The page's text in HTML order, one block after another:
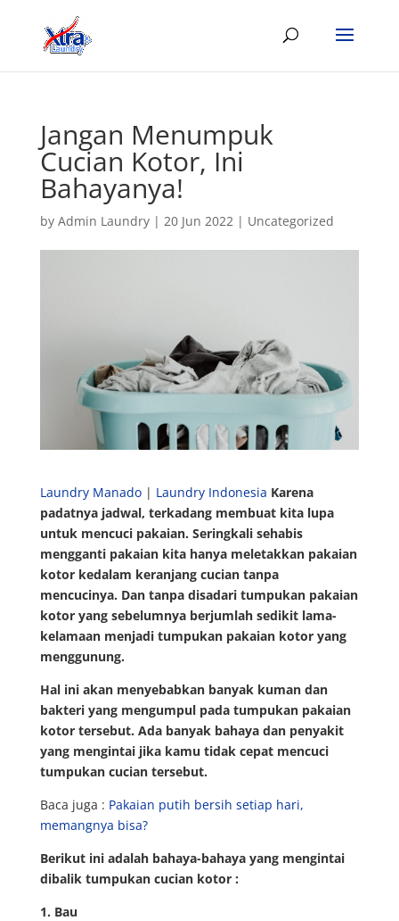
Jangan Menumpuk
Cucian Kotor, Ini
Bahayanya!
by Admin Laundry| 20 Jun 2022| Uncategorized
Laundry Manado| Laundry Indonesia Karena
padatnya jadwal, terkadang membuat kita lupa
untuk mencuci pakaian. Seringkali sehabis
mengganti pakaian kita hanya meletakkan pakaian
kotor kedalam keranjang cucian tanpa
mencucinya. Dan tanpa disadari tumpukan pakaian
kotor yang sebelumnya berjumlah sedikit lama-
kelamaan menjadi tumpukan pakaian kotor yang
menggunung.
Hal ini akan menyebabkan banyak kuman dan
bakteri yang mengumpul pada tumpukan pakaian
kotor tersebut. Ada banyak bahaya dan penyakit
yang mengintai jika kamu tidak cepat mencuci
tumpukan cucian tersebut.
Baca juga : Pakaian putih bersih setiap hari,
memangnya bisa?
Berikut ini adalah bahaya-bahaya yang mengintai
dibalik tumpukan cucian kotor :
1. Bau